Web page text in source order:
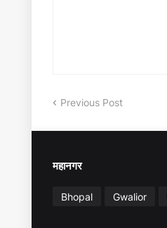
Previous Post
महानगर
Bhopal Gwalior